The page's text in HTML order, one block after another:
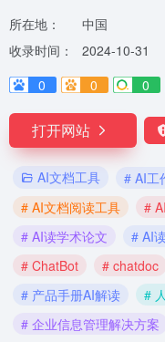
所在地：
中国
收录时间：
2024-10-31
0
0 0
打开网站
AI文档工具 # AI工
# AI文档阅读工具
#
# AI读学术论文
# AI
# ChatBot
# chatdoc
# 产品手册AI解读
#
# 企业信息管理解决方案